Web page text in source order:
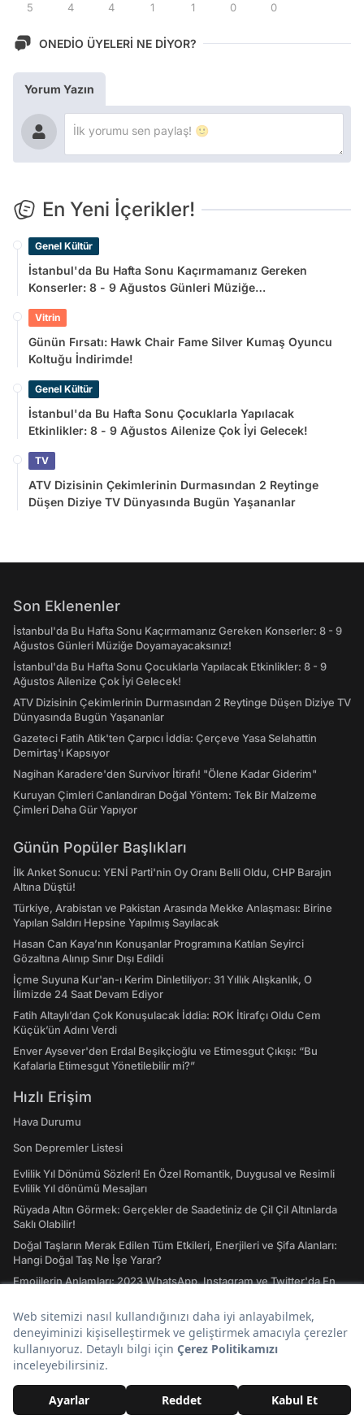
5 4 4 1 1 0 0
ONEDİO ÜYELERİ NE DİYOR?
Yorum Yazın
En Yeni İçerikler!
Genel Kültür
İstanbul'da Bu Hafta Sonu Kaçırmamanız Gereken
Konserler: 8 - 9 Ağustos Günleri Müziğe
Vitrin
Günün Fırsatı: Hawk Chair Fame Silver Kumaş Oyuncu
Koltuğu İndirimde!
Genel Kültür
İstanbul'da Bu Hafta Sonu Çocuklarla Yapılacak
Etkinlikler: 8 - 9 Ağustos Ailenize Çok İyi Gelecek!
TV
ATV Dizisinin Çekimlerinin Durmasından 2 Reytinge
Düşen Diziye TV Dünyasında Bugün Yaşananlar
Son Eklenenler
İstanbul'da Bu Hafta Sonu Kaçırmamanız Gereken Konserler: 8 - 9
Ağustos Günleri Müziğe Doyamayacaksınız!
İstanbul'da Bu Hafta Sonu Çocuklarla Yapılacak Etkinlikler: 8 - 9
Ağustos Ailenize Çok İyi Gelecek!
ATV Dizisinin Çekimlerinin Durmasından 2 Reytinge Düşen Diziye TV
Dünyasında Bugün Yaşananlar
Gazeteci Fatih Atik'ten Çarpıcı İddia: Çerçeve Yasa Selahattin
Demirtaş'ı Kapsıyor
Nagihan Karadere'den Survivor İtirafı! "Ölene Kadar Giderim"
Kuruyan Çimleri Canlandıran Doğal Yöntem: Tek Bir Malzeme
Çimleri Daha Gür Yapıyor
Günün Popüler Başlıkları
İlk Anket Sonucu: YENİ Parti'nin Oy Oranı Belli Oldu, CHP Barajın
Altına Düştü!
Türkiye, Arabistan ve Pakistan Arasında Mekke Anlaşması: Birine
Yapılan Saldırı Hepsine Yapılmış Sayılacak
Hasan Can Kaya’nın Konuşanlar Programına Katılan Seyirci
Gözaltına Alınıp Sınır Dışı Edildi
İçme Suyuna Kur'an-ı Kerim Dinletiliyor: 31 Yıllık Alışkanlık, O
İlimizde 24 Saat Devam Ediyor
Fatih Altaylı’dan Çok Konuşulacak İddia: ROK İtirafçı Oldu Cem
Küçük’ün Adını Verdi
Enver Aysever'den Erdal Beşikçioğlu ve Etimesgut Çıkışı: “Bu
Kafalarla Etimesgut Yönetilebilir mi?”
Hızlı Erişim
Hava Durumu
Son Depremler Listesi
Evlilik Yıl Dönümü Sözleri! En Özel Romantik, Duygusal ve Resimli
Evlilik Yıl dönümü Mesajları
Rüyada Altın Görmek: Gerçekler de Saadetiniz de Çil Çil Altınlarda
Saklı Olabilir!
Doğal Taşların Merak Edilen Tüm Etkileri, Enerjileri ve Şifa Alanları:
Hangi Doğal Taş Ne İşe Yarar?
Emojilerin Anlamları: 2023 WhatsApp, Instagram ve Twitter'da En
Atasözleri ve Anlamları: A'dan Z'ye Gündelik Hayatta En Sık
Kullanılan Atasözleri ve Anlamları
Tavla Diziliş Şekli Nasıldır? Erkek Tavlası ve Kız Tavlası Diziliş Şekilleri
ve Oynama Yönleri
Tarot Kartları ve Anlamları Nelerdir? Majör ve Minör Arkana Desteleri
İle Tılsımlı Bir Dünyaya Giriş